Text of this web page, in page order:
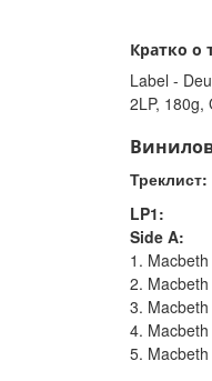
Кратко о
Label -
2LP, 180g,
Треклист:
LP1:
Side A:
1.
2.
3.
4.
5.